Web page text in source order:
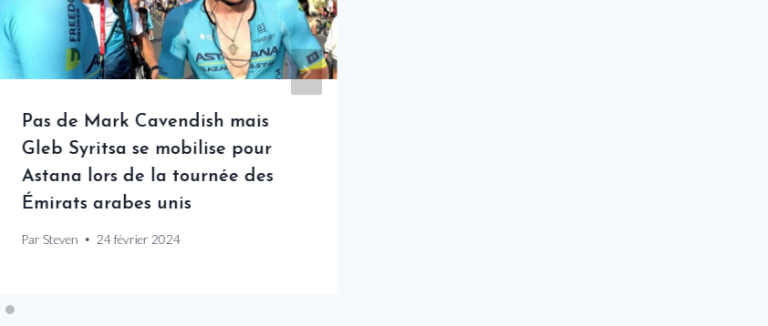
Pas de Mark Cavendish mais
Gleb Syritsa se mobilise pour
Astana lors de la tournée des
Émirats arabes unis
Par Steven 24 février 2024